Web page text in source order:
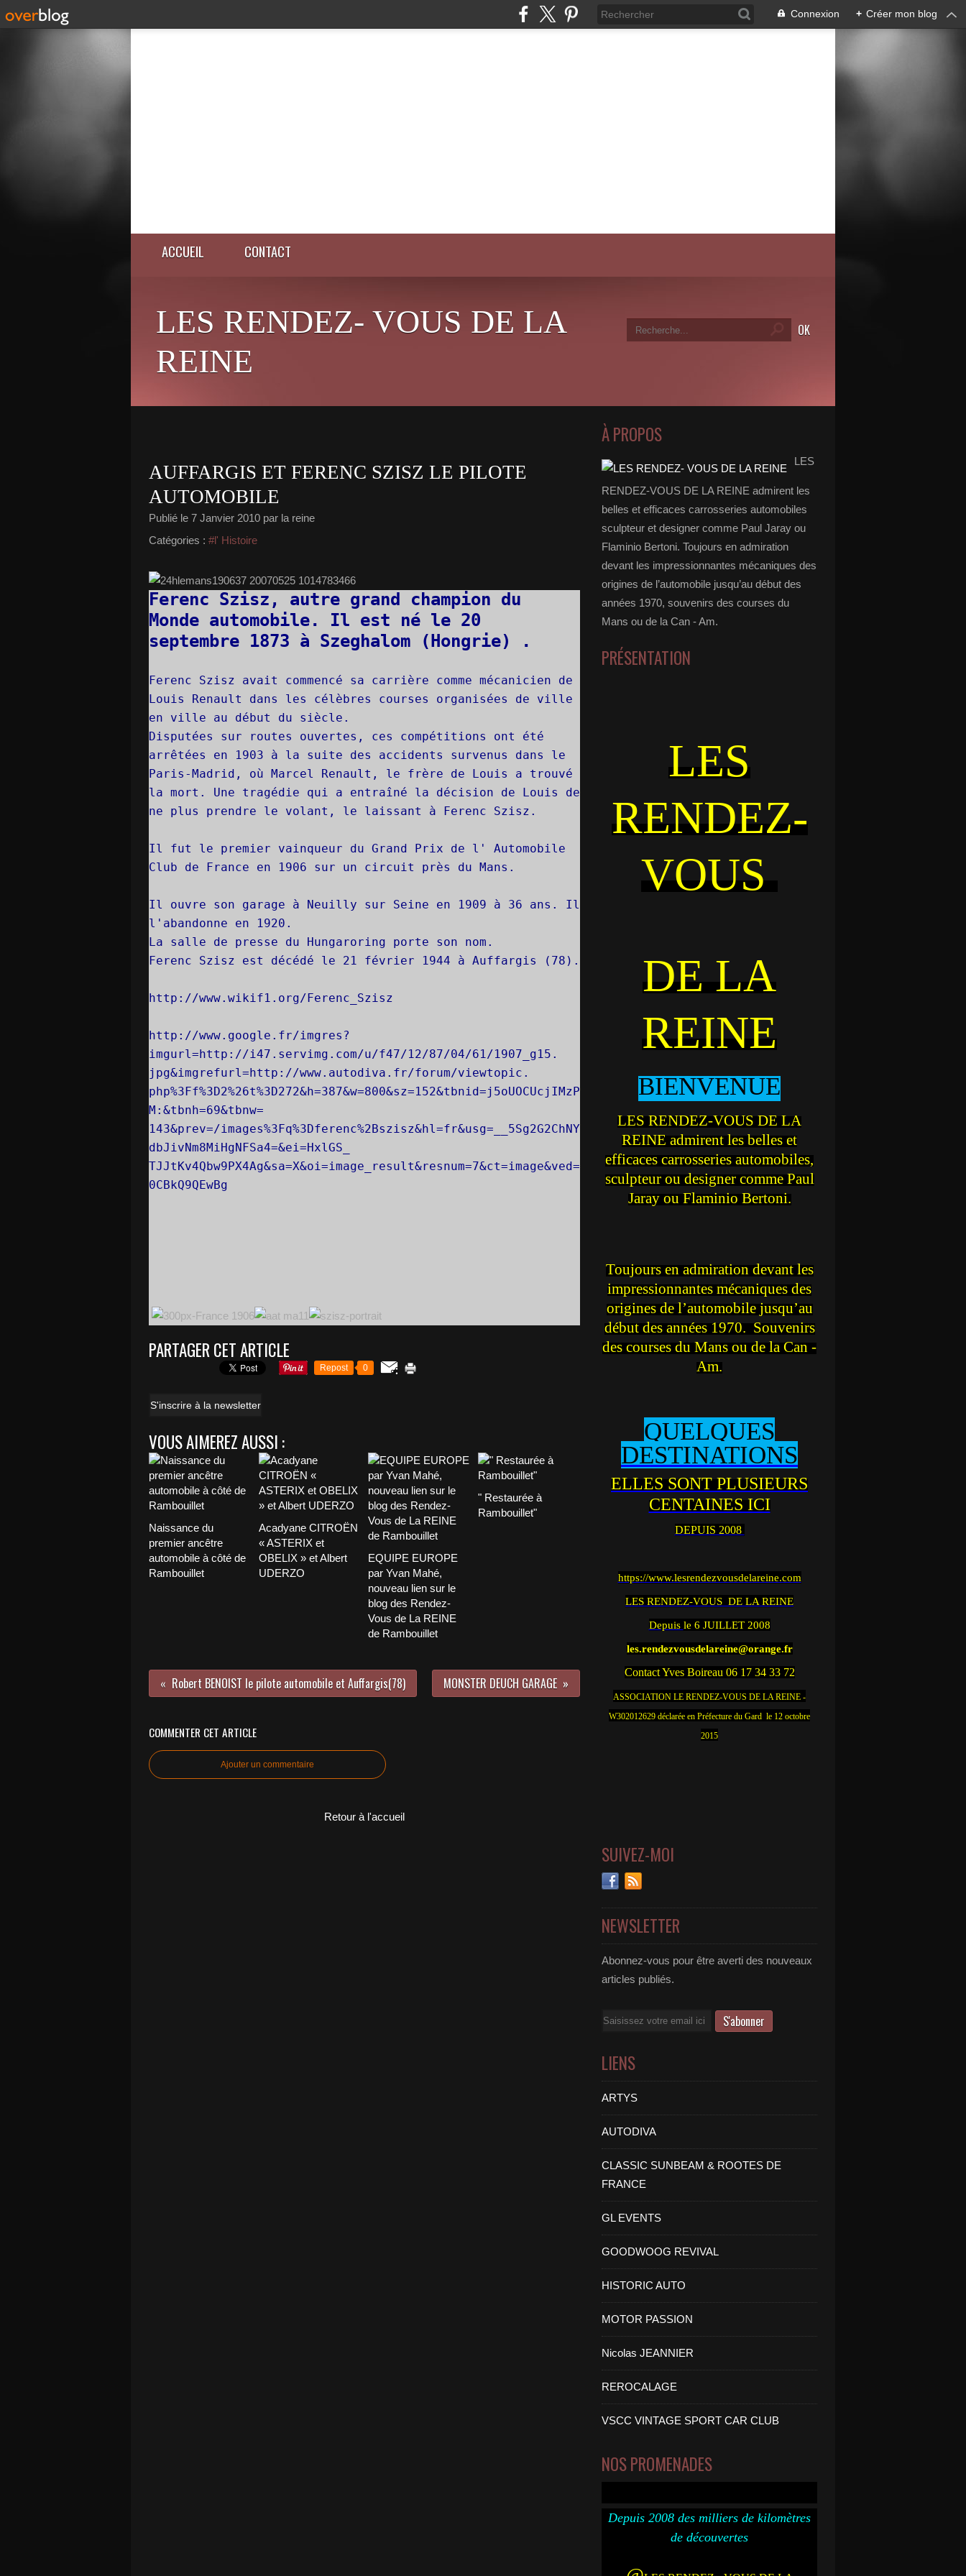
Connexion + Créer mon blog
ACCUEIL CONTACT
LES RENDEZ- VOUS DE LA
REINE
AUFFARGIS ET FERENC SZISZ LE PILOTE
AUTOMOBILE
Publié le 7 Janvier 2010 par la reine
Catégories : #l' Histoire
Ferenc Szisz, autre grand champion du
Monde automobile. Il est né le 20
septembre 1873 à Szeghalom (Hongrie) .
Ferenc Szisz avait commencé sa carrière comme mécanicien de
Louis Renault dans les célèbres courses organisées de ville
en ville au début du siècle.
Disputées sur routes ouvertes, ces compétitions ont été
arrêtées en 1903 à la suite des accidents survenus dans le
Paris-Madrid, où Marcel Renault, le frère de Louis a trouvé
la mort. Une tragédie qui a entraîné la décision de Louis de
ne plus prendre le volant, le laissant à Ferenc Szisz.
Il fut le premier vainqueur du Grand Prix de l' Automobile
Club de France en 1906 sur un circuit près du Mans.
Il ouvre son garage à Neuilly sur Seine en 1909 à 36 ans. Il
l'abandonne en 1920.
La salle de presse du Hungaroring porte son nom.
Ferenc Szisz est décédé le 21 février 1944 à Auffargis (78).
http://www.wikif1.org/Ferenc_Szisz
http://www.google.fr/imgres?
imgurl=http://i47.servimg.com/u/f47/12/87/04/61/1907_g15.
jpg&imgrefurl=http://www.autodiva.fr/forum/viewtopic.
php%3Ff%3D2%26t%3D272&h=387&w=800&sz=152&tbnid=j5oUOCUcjIMzP
M:&tbnh=69&tbnw=
143&prev=/images%3Fq%3Dferenc%2Bszisz&hl=fr&usg=__5Sg2G2ChNY
dbJivNm8MiHgNFSa4=&ei=HxlGS_
TJJtKv4Qbw9PX4Ag&sa=X&oi=image_result&resnum=7&ct=image&ved=
0CBkQ9QEwBg
PARTAGER CET ARTICLE
Repost 0
S'inscrire à la newsletter
VOUS AIMEREZ AUSSI :
Naissance du
premier ancêtre
automobile à côté de
Rambouillet
Acadyane CITROËN
« ASTERIX et
OBELIX » et Albert
UDERZO
EQUIPE EUROPE
par Yvan Mahé,
nouveau lien sur le
blog des Rendez-
Vous de La REINE
de Rambouillet
" Restaurée à
Rambouillet"
Robert BENOIST le pilote automobile et Auffargis(78) MONSTER DEUCH GARAGE
COMMENTER CET ARTICLE
Ajouter un commentaire
Retour à l'accueil
À PROPOS
LES
RENDEZ-VOUS DE LA REINE admirent les
belles et efficaces carrosseries automobiles
sculpteur et designer comme Paul Jaray ou
Flaminio Bertoni. Toujours en admiration
devant les impressionnantes mécaniques des
origines de l’automobile jusqu’au début des
années 1970, souvenirs des courses du
Mans ou de la Can - Am.
PRÉSENTATION
LES
RENDEZ-
VOUS
DE LA
REINE
BIENVENUE
LES RENDEZ-VOUS DE LA
REINE admirent les belles et
efficaces carrosseries automobiles,
sculpteur ou designer comme Paul
Jaray ou Flaminio Bertoni.
Toujours en admiration devant les
impressionnantes mécaniques des
origines de l’automobile jusqu’au
début des années 1970. Souvenirs
des courses du Mans ou de la Can -
Am.
QUELQUES
DESTINATIONS
ELLES SONT PLUSIEURS
CENTAINES ICI
DEPUIS 2008
https://www.lesrendezvousdelareine.com
LES RENDEZ-VOUS DE LA REINE
Depuis le 6 JUILLET 2008
les.rendezvousdelareine@orange.fr
Contact Yves Boireau 06 17 34 33 72
ASSOCIATION LE RENDEZ-VOUS DE LA REINE -
W302012629 déclarée en Préfecture du Gard le 12 octobre
2015
SUIVEZ-MOI
NEWSLETTER
Abonnez-vous pour être averti des nouveaux
articles publiés.
Email
LIENS
ARTYS
AUTODIVA
CLASSIC SUNBEAM & ROOTES DE
FRANCE
GL EVENTS
GOODWOOG REVIVAL
HISTORIC AUTO
MOTOR PASSION
Nicolas JEANNIER
REROCALAGE
VSCC VINTAGE SPORT CAR CLUB
NOS PROMENADES
Depuis 2008 des milliers de kilomètres
de découvertes